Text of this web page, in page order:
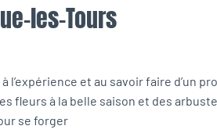
les-Tours
et au savoir faire d’un
fleurs à la belle saison et des
se forger